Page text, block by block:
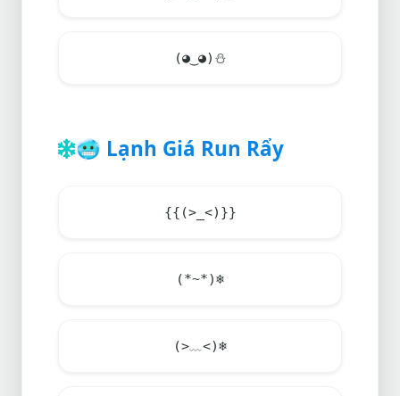
(◕‿◕) ⛄
🥶 Lạnh Giá Run Rẩy
{{(>_<)}}
(*~*)❄️
(>﹏<)❄️